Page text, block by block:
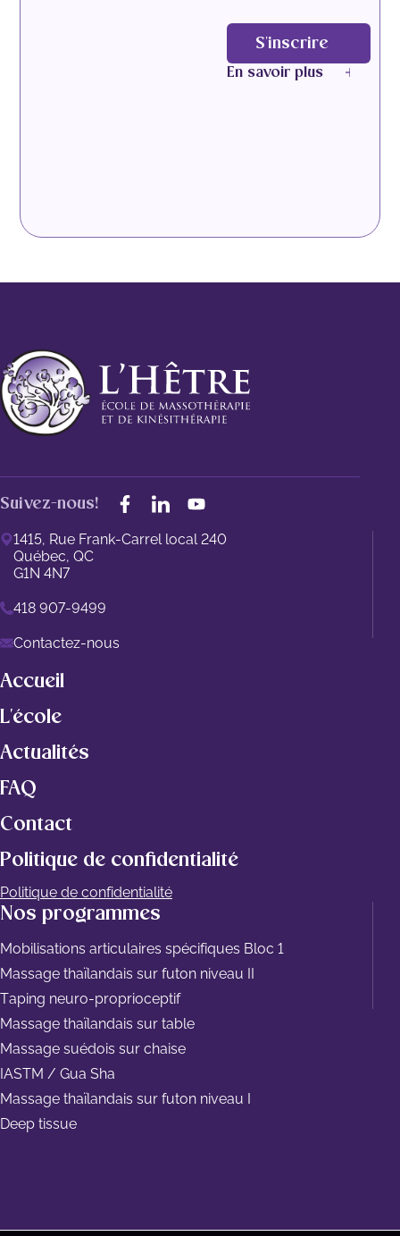
S'inscrire
En savoir plus
Suivez-nous!
1415, Rue Frank-Carrel local 240
Québec, QC
G1N 4N7
418 907-9499
Contactez-nous
Nos programmes
Mobilisations articulaires spécifiques Bloc 1
Massage thaïlandais sur futon niveau II
Taping neuro-proprioceptif
Massage thaïlandais sur table
Massage suédois sur chaise
IASTM / Gua Sha
Massage thaïlandais sur futon niveau I
Deep tissue
Accueil
L'école
Actualités
FAQ
Contact
Politique de confidentialité
Politique de confidentialité